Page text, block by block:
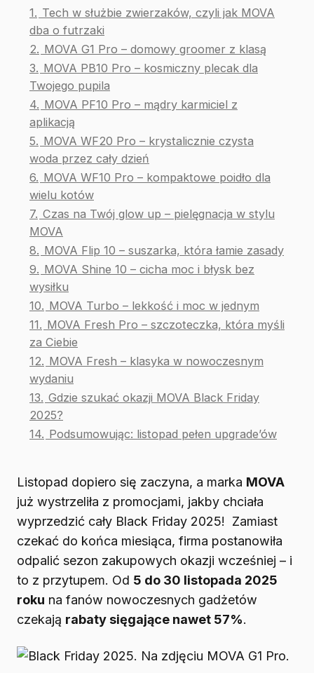
1. Tech w służbie zwierzaków, czyli jak MOVA
dba o futrzaki
2. MOVA G1 Pro – domowy groomer z klasą
3. MOVA PB10 Pro – kosmiczny plecak dla
Twojego pupila
4. MOVA PF10 Pro – mądry karmiciel z
aplikacją
5. MOVA WF20 Pro – krystalicznie czysta
woda przez cały dzień
6. MOVA WF10 Pro – kompaktowe poidło dla
wielu kotów
7. Czas na Twój glow up – pielęgnacja w stylu
MOVA
8. MOVA Flip 10 – suszarka, która łamie zasady
9. MOVA Shine 10 – cicha moc i błysk bez
wysiłku
10. MOVA Turbo – lekkość i moc w jednym
11. MOVA Fresh Pro – szczoteczka, która myśli
za Ciebie
12. MOVA Fresh – klasyka w nowoczesnym
wydaniu
13. Gdzie szukać okazji MOVA Black Friday
2025?
14. Podsumowując: listopad pełen upgrade’ów
Listopad dopiero się zaczyna, a marka MOVA
już wystrzeliła z promocjami, jakby chciała
wyprzedzić cały Black Friday 2025! Zamiast
czekać do końca miesiąca, firma postanowiła
odpalić sezon zakupowych okazji wcześniej – i
to z przytupem. Od 5 do 30 listopada 2025
roku na fanów nowoczesnych gadżetów
czekają rabaty sięgające nawet 57%.